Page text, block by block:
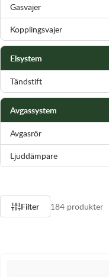
Gasvajer
Kopplingsvajer
Elsystem
Tändstift
Avgassystem
Avgasrör
Ljuddämpare
Filter 184 produkter